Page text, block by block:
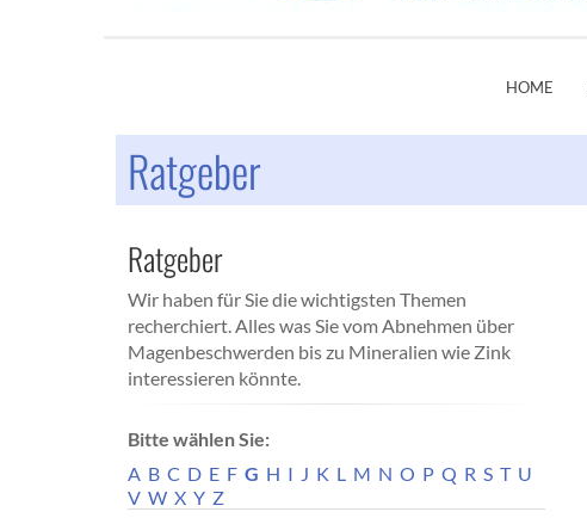
HOME
Ratgeber
Ratgeber
Wir haben für Sie die wichtigsten Themen
recherchiert. Alles was Sie vom Abnehmen über
Magenbeschwerden bis zu Mineralien wie Zink
interessieren könnte.
Bitte wählen Sie:
A B C D E F G H I J K L M N O P Q R S T U
V W X Y Z